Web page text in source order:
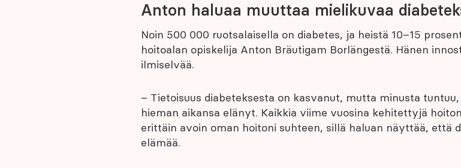
Anton haluaa muuttaa mielikuvaa
Noin 500 000 ruotsalaisella on diabetes, ja heistä 10–15
hoitoalan opiskelija Anton Bräutigam Borlängestä. Hänen
ilmiselvää.
– Tietoisuus diabeteksesta on kasvanut, mutta minusta
hieman aikansa elänyt. Kaikkia viime vuosina kehitettyjä
erittäin avoin oman hoitoni suhteen, sillä haluan näyttää, että
elämää.